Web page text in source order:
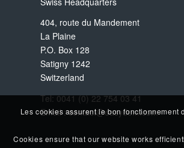
404, route du Mandement
La Plaine
P.O. Box 128
Satigny 1242
Switzerland
Tel: 0041 (0) 22 754 03 41
Email :contact@easydem.com
Les cookies assurent le bon
Cookies ensure that our website works